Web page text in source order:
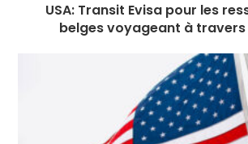
USA: Transit Evisa pour les
belges voyageant à travers